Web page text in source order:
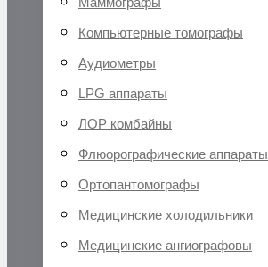
Компьютерные томографы
Аудиометры
LPG аппараты
ЛОР комбайны
Флюорографические аппараты
Ортопантомографы
Медицинские холодильники
Медицинские ангиографовы